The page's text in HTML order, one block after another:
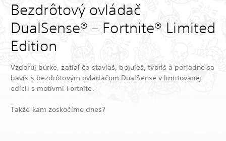
Bezdrôtový ovládač
DualSense® – Fortnite® Limited
Edition
Vzdoruj búrke, zatiaľ čo staviaš, bojuješ, tvoríš a poriadne sa
bavíš s bezdrôtovým ovládačom DualSense v limitovanej
edícii s motívmi Fortnite.
Takže kam zoskočíme dnes?